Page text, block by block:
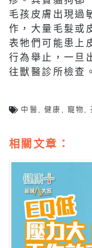
毛孩皮膚出現過
作，大量毛髮或
表牠們可能患上
行為舉止，一旦
往獸醫診所檢查。
中醫 ,健康 寵物 ,
相關文章：